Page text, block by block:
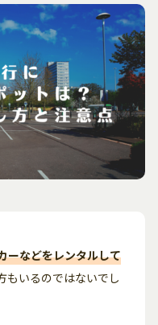
ーなどをレンタルして
もいるのではないでし